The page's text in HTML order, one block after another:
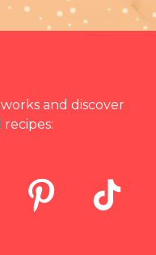
and discover